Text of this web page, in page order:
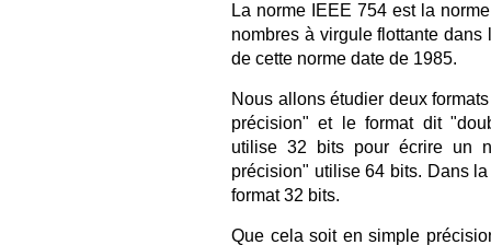
La norme IEEE 754 est la
nombres à virgule flottante
de cette norme date de 1985.
Nous allons étudier deux
précision" et le format dit
utilise 32 bits pour écrire un
précision" utilise 64 bits. Dans
format 32 bits.
Que cela soit en simple